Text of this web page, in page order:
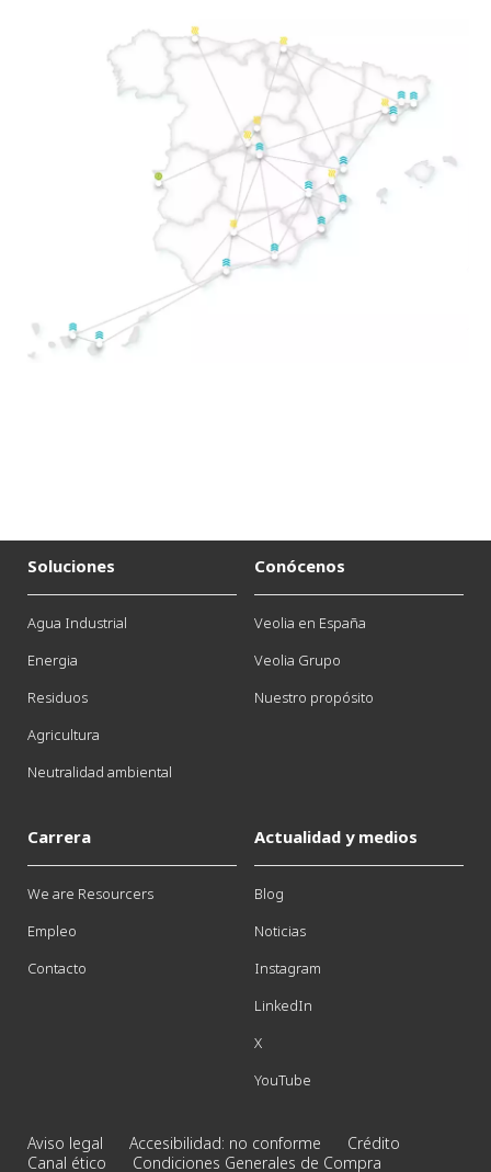
Soluciones
Agua Industrial
Energia
Residuos
Agricultura
Neutralidad ambiental
Conócenos
Veolia en España
Veolia Grupo
Nuestro propósito
Carrera
We are Resourcers
Empleo
Contacto
Actualidad y medios
Blog
Noticias
Instagram
LinkedIn
X
YouTube
Aviso legal Accesibilidad: no conforme
Crédito
Canal ético
Condiciones Generales de Compra